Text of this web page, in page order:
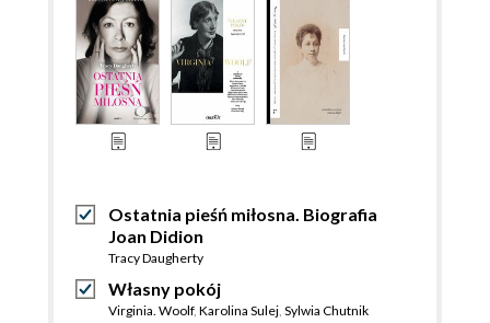
Ostatnia pieśń miłosna. Biografia
Joan Didion
Tracy Daugherty
Własny pokój
Virginia. Woolf, Karolina Sulej, Sylwia Chutnik